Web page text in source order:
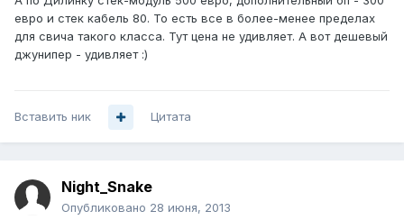
евро и стек кабель 80. То есть все в более-менее пределах
для свича такого класса. Тут цена не удивляет. А вот дешевый
джунипер - удивляет :)
Вставить ник Цитата
Night_Snake
Опубликовано 28 июня, 2013